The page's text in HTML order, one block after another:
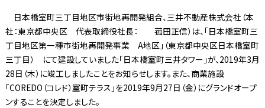
日本橋室町三丁目地区市街地再開発組合、三井不動産株式会社（本
社：東京都中央区 代表取締役社長： 菰田正信）は、「日本橋室町三
丁目地区第一種市街地再開発事業 A地区」（東京都中央区日本橋室町
三丁目） にて建設していました「日本橋室町三井タワー」が、2019年3月
28日（木）に竣工しましたことをお知らせします。また、商業施設
「COREDO（コレド）室町テラス」を2019年9月27日（金）にグランドオープ
ンすることを決定しました。